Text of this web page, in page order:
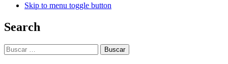
Skip to menu toggle button
Search
Buscar: